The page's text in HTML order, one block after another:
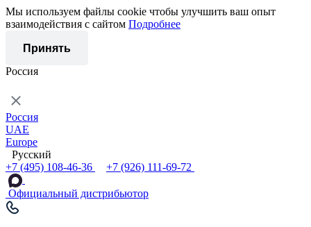
Мы используем файлы cookie чтобы улучшить ваш опыт
взаимодействия с сайтом Подробнее
Принять
Россия
Россия
UAE
Europe
Русский
+7 (495) 108-46-36
+7 (926) 111-69-72
Официальный дистрибьютор